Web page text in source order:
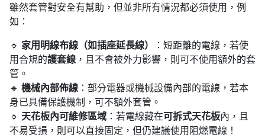
雖然套管對安全有幫助，但並非所有情況都必須使用，例
如：
🔹 家用明線布線（如插座延長線）
：短距離的電線，若使
用合規的護套線 ，且不會被外力影響，則可不使用額外的套
管。
🔹 機械內部佈線 ：部分電器或機械設備內部的電線，若本
身已具備保護機制，可不額外套管。
🔹 天花板內可維修區域 ：若電線藏在可拆式天花板內，且
不易受損，則可以直接固定，但仍建議使用阻燃電線！